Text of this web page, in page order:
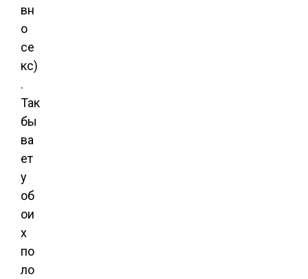
вн
о
се
кс)
.
Так
бы
ва
ет
у
об
ои
х
по
ло